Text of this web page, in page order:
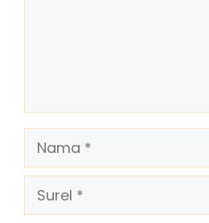
Nama
Surel